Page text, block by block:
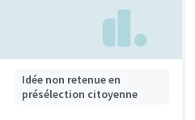
Idée non retenue en
présélection citoyenne